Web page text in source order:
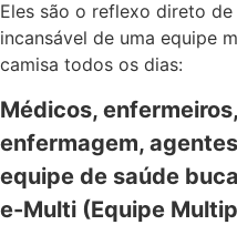
Eles são o reflexo direto
incansável de uma equipe
camisa todos os dias:
Médicos,
enfermagem,
equipe de saúde
e-Multi (Equipe